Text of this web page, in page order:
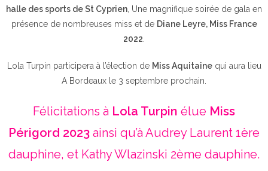
halle des sports de St Cyprien , Une magnifique soirée de gala en
présence de nombreuses miss et de Diane Leyre, Miss France
2022
Lola Turpin participera à l’élection de Miss Aquitainequi aura lieu
A Bordeaux le 3 septembre prochain.
Félicitations à Lola Turpin élue Miss
Périgord 2023 ainsi qu’à Audrey Laurent 1ère
dauphine, et Kathy Wlazinski 2ème dauphine.